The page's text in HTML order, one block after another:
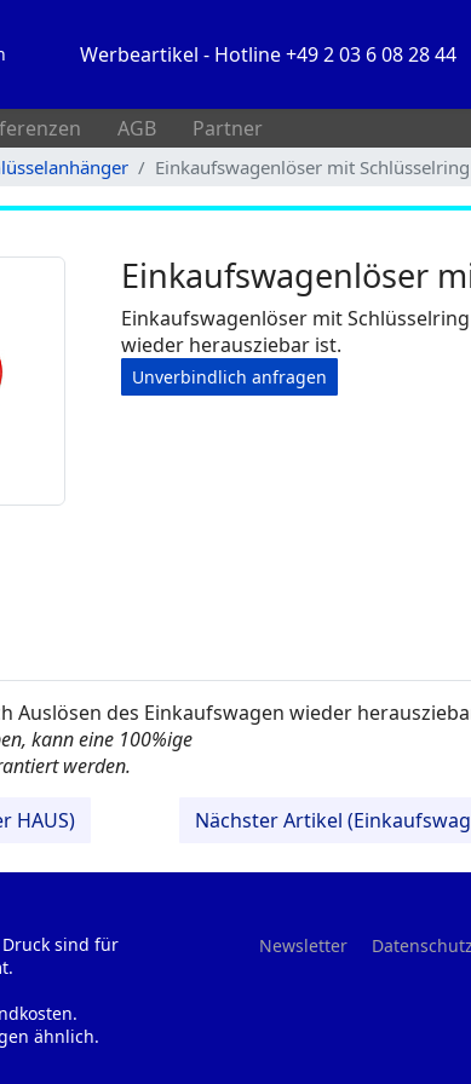
Werbeartikel - Hotline +49 2 03 6 08 28 44
AGB Partner
Einkaufswagenlöser mit Schlüsselring
Einkaufswagenlöser
Einkaufswagenlöser mit
wieder herausziebar ist.
Unverbindlich anfragen
Auslösen des Einkaufswagen wieder
kann eine 100%ige
werden.
HAUS) Nächster Artikel
sind für
ähnlich.
Newsletter Datenschutz